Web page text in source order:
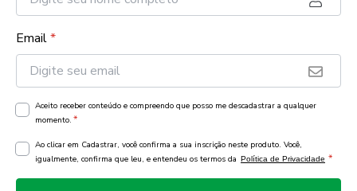
Email*
Aceito receber conteúdo e compreendo que posso me descadastrar a qualquer
momento. *
Ao clicar em Cadastrar, você confirma a sua inscrição neste produto. Você,
igualmente, confirma que leu, e entendeu os termos da Política de Privacidade *